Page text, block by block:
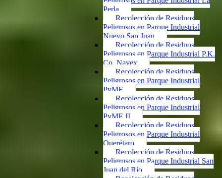
Perla
Recolección de Residuos
Peligrosos en Parque Industrial
Nuevo San Juan
Recolección de Residuos
Peligrosos en Parque Industrial P.K.
Co. Navex
Recolección de Residuos
Peligrosos en Parque Industrial
PyME
Recolección de Residuos
Peligrosos en Parque Industrial
PyME II
Recolección de Residuos
Peligrosos en Parque Industrial
Querétaro
Recolección de Residuos
Peligrosos en Parque Industrial San
Juan del Río